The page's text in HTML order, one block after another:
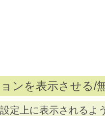
ンを表示させる/
定上に表示されるよ